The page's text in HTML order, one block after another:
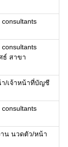
consultants
consultants
ธ์ สาขา
/เจ้าหน้าที่บัญชี
consultants
น นวดตัว/หน้า